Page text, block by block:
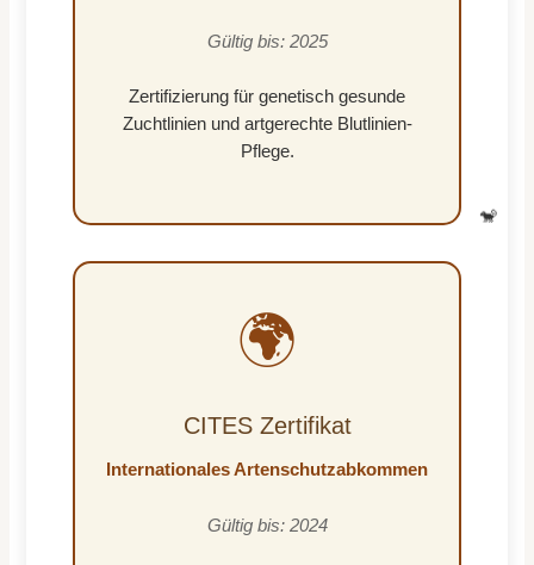
🐒
Gültig bis: 2025
Zertifizierung für genetisch gesunde
Zuchtlinien und artgerechte Blutlinien-
Pflege.
🌍
CITES Zertifikat
Internationales Artenschutzabkommen
Gültig bis: 2024